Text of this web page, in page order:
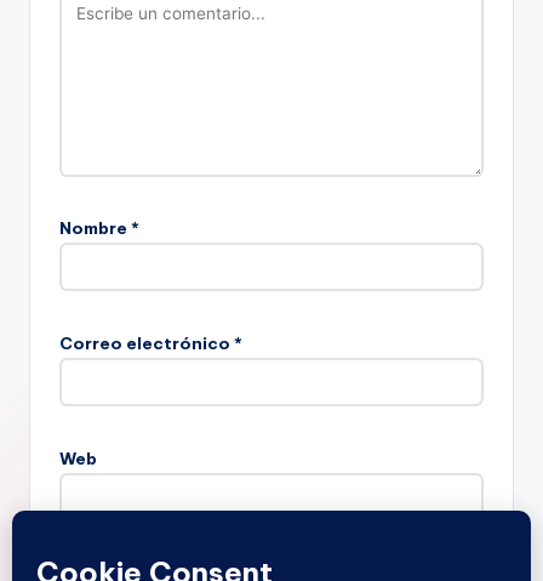
Nombre *
Correo electrónico *
Web